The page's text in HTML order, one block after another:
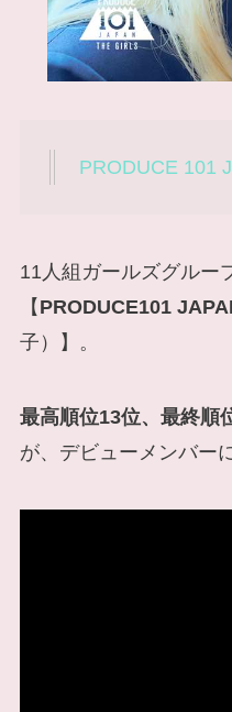
PRODUCE 101
11人組ガールズグルー
【 PRODUCE101
子）】。
最高順位13位、最終順
が、デビューメンバー